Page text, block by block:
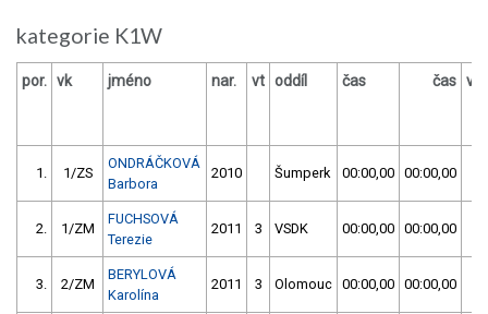
kategorie K1W
por. vk jméno nar. vt oddíl čas čas
1. 1/ZS
ONDRÁČKOVÁ
Barbora
2010 Šumperk 00:00,00 00:00,00
2. 1/ZM
FUCHSOVÁ
Terezie
2011 3 VSDK 00:00,00 00:00,00
3. 2/ZM
BERYLOVÁ
Karolína
2011 3 Olomouc 00:00,00 00:00,00